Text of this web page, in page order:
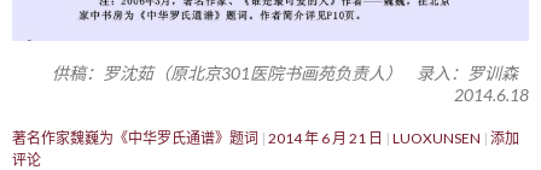
供稿：罗沈茹（原北京301医院书画苑负责人） 录入：罗训森
2014.6.18
著名作家魏巍为《中华罗氏通谱》题词 2014 年 6 月 21 日 LUOXUNSEN 添加
评论